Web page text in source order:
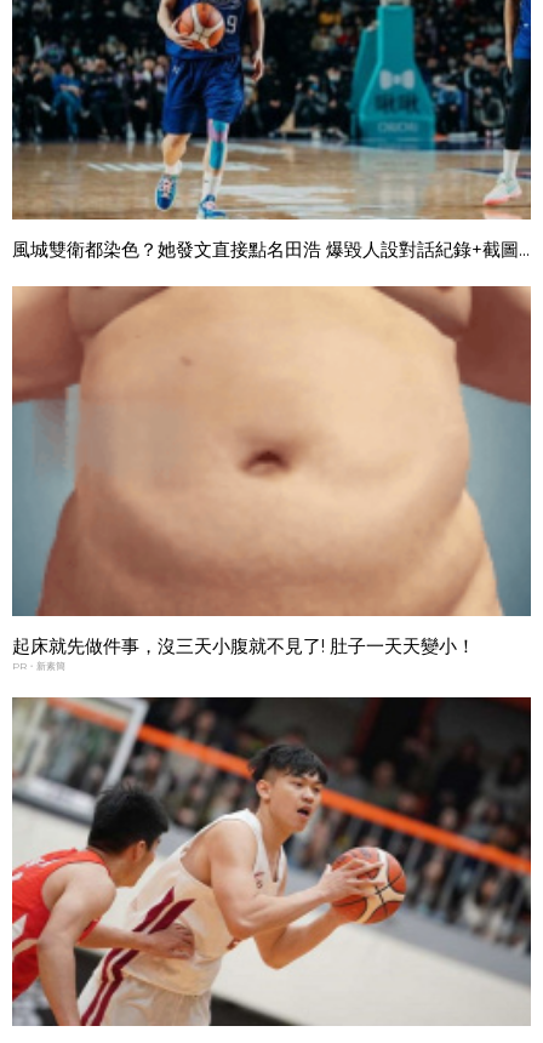
風城雙衛都染色？她發文直接點名田浩 爆毀人設對話紀錄+截圖...
起床就先做件事，沒三天小腹就不見了! 肚子一天天變小！
PR・新素簡